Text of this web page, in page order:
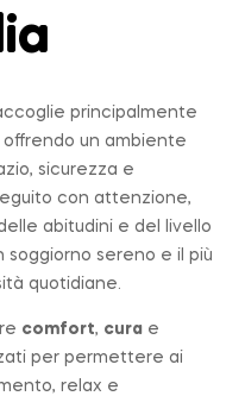
principalmente
offrendo un ambiente
sicurezza e
con attenzione,
abitudini e del livello
soggiorno sereno e il più
quotidiane.
comfort, cura e
per permettere ai
relax e